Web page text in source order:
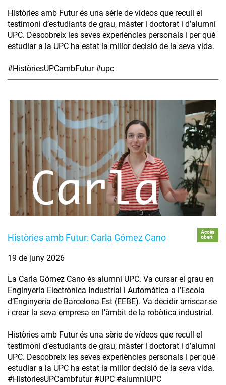
Històries amb Futur és una sèrie de vídeos que recull el
testimoni d’estudiants de grau, màster i doctorat i d’alumni
UPC. Descobreix les seves experiències personals i per què
estudiar a la UPC ha estat la millor decisió de la seva vida.
#HistòriesUPCambFutur #upc
Històries amb Futur: Carla Gómez Cano
Accés
obert
19 de juny 2026
La Carla Gómez Cano és alumni UPC. Va cursar el grau en
Enginyeria Electrònica Industrial i Automàtica a l’Escola
d’Enginyeria de Barcelona Est (EEBE). Va decidir arriscar-se
i crear la seva empresa en l’àmbit de la robòtica industrial.
Històries amb Futur és una sèrie de vídeos que recull el
testimoni d’estudiants de grau, màster i doctorat i d’alumni
UPC. Descobreix les seves experiències personals i per què
estudiar a la UPC ha estat la millor decisió de la seva vida.
#HistòriesUPCambfutur #UPC #alumniUPC